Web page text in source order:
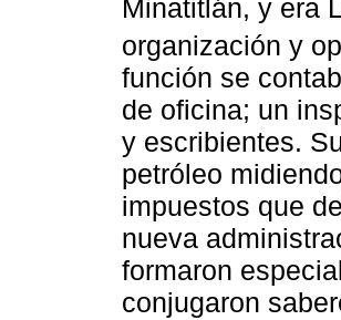
Minatitlán, y era
organización y
función se
de oficina; un
y escribientes.
petróleo
impuestos que
nueva
formaron
conjugaron